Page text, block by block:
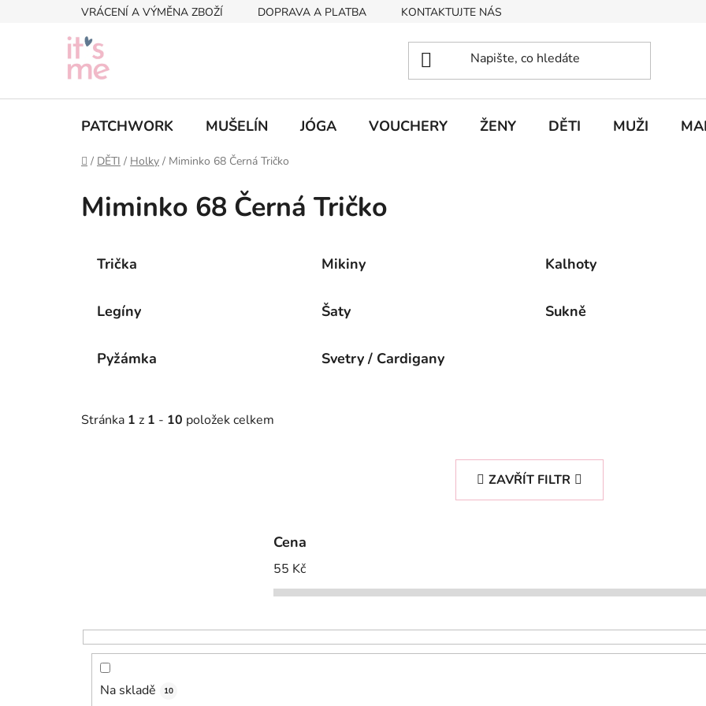
VRÁCENÍ A VÝMĚNA ZBOŽÍ DOPRAVA A PLATBA KONTAKTUJTE NÁS
PATCHWORK MUŠELÍN JÓGA VOUCHERY ŽENY DĚTI MUŽI
Domů
/ DĚTI / Holky / Miminko 68 Černá Tričko
Miminko 68 Černá Tričko
Trička Mikiny Kalhoty
Legíny Šaty Sukně
Pyžámka Svetry / Cardigany
Stránka 1 z 1 - 10 položek celkem
ZAVŘÍT FILTR
Cena
55 Kč
Na skladě 10